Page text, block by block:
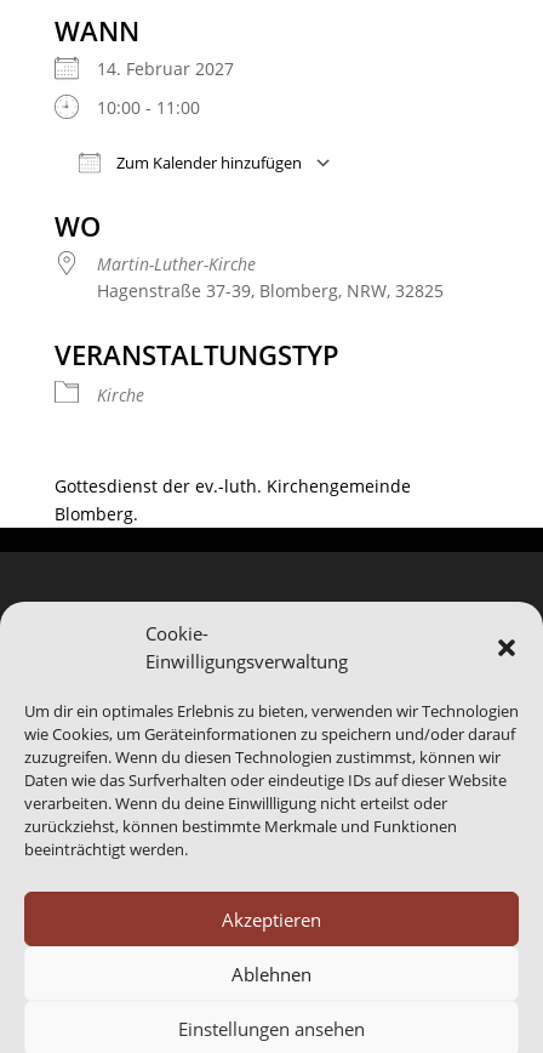
Cookie-
Einwilligungsverwaltung
Um dir ein optimales Erlebnis zu bieten, verwenden wir Technologien
wie Cookies, um Geräteinformationen zu speichern und/oder darauf
zuzugreifen. Wenn du diesen Technologien zustimmst, können wir
Daten wie das Surfverhalten oder eindeutige IDs auf dieser Website
verarbeiten. Wenn du deine Einwillligung nicht erteilst oder
zurückziehst, können bestimmte Merkmale und Funktionen
beeinträchtigt werden.
Akzeptieren
Ablehnen
Einstellungen ansehen
WANN
14. Februar 2027
10:00 - 11:00
Zum Kalender hinzufügen
WO
Martin-Luther-Kirche
Hagenstraße 37-39, Blomberg, NRW, 32825
VERANSTALTUNGSTYP
Kirche
Gottesdienst der ev.-luth. Kirchengemeinde
Blomberg.
Bei Blomberg24.de handelt es sich um ein Service-
Produkt von Blomberg Medien. Wir sind bei der
Abbildung von Veranstaltungen auf die
Informationen Dritter angewiesen, gerade das
benannte Ende eines Events kann abweichen.Daher
sind generell alle Angaben ohne Gewähr.
Datenschutzerklärung
Cookie-Richtlinie (EU)